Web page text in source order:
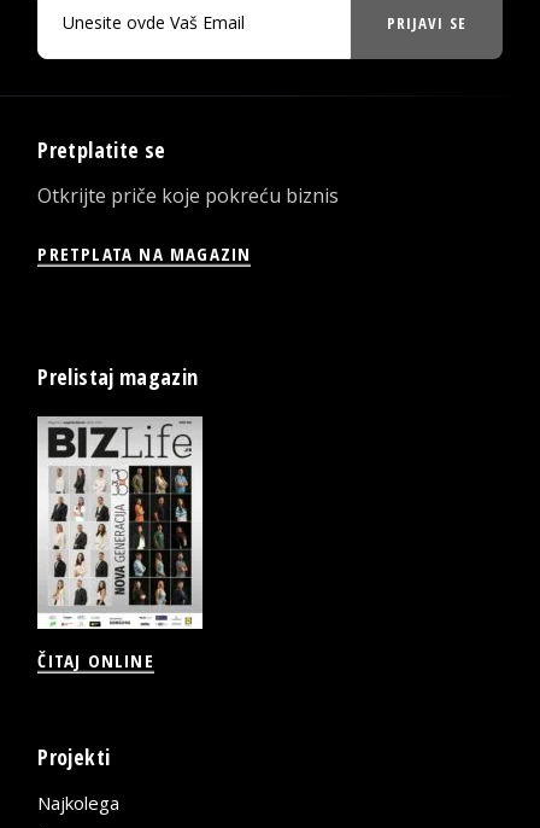
PRIJAVI SE
Pretplatite se
Otkrijte priče koje pokreću biznis
PRETPLATA NA MAGAZIN
Prelistaj magazin
ČITAJ ONLINE
Projekti
Najkolega